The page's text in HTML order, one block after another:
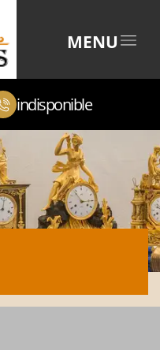
MENU
indisponible